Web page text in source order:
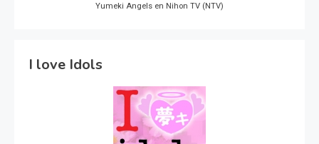
Yumeki Angels en Nihon TV (NTV)
I love Idols